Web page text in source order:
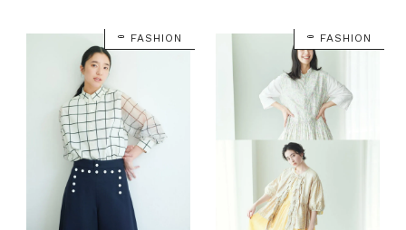
FASHION FASHION